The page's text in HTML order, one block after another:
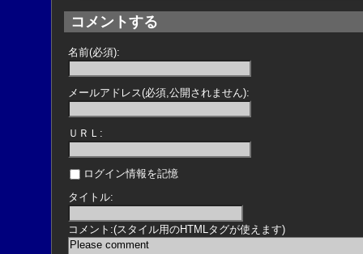
コメントする
名前(必須):
メールアドレス(必須,公開されません):
ＵＲＬ:
ログイン情報を記憶
タイトル:
コメント:(スタイル用のHTMLタグが使えます)